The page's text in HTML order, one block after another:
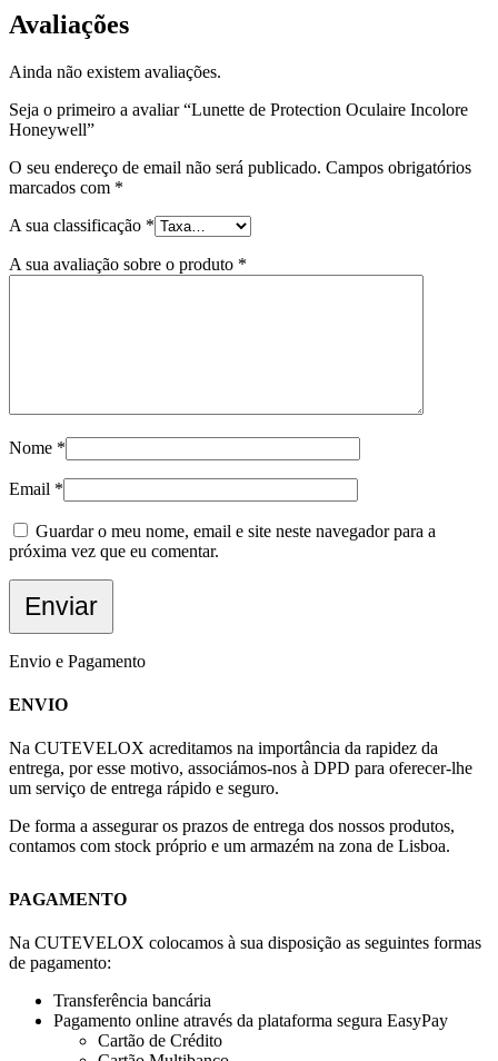
Avaliações
Ainda não existem avaliações.
Seja o primeiro a avaliar “Lunette de Protection Oculaire Incolore
Honeywell”
O seu endereço de email não será publicado. Campos obrigatórios
marcados com *
A sua classificação *
A sua avaliação sobre o produto *
Nome *
Email *
Guardar o meu nome, email e site neste navegador para a
próxima vez que eu comentar.
Envio e Pagamento
ENVIO
Na CUTEVELOX acreditamos na importância da rapidez da
entrega, por esse motivo, associámos-nos à DPD para oferecer-lhe
um serviço de entrega rápido e seguro.
De forma a assegurar os prazos de entrega dos nossos produtos,
contamos com stock próprio e um armazém na zona de Lisboa.
PAGAMENTO
Na CUTEVELOX colocamos à sua disposição as seguintes formas
de pagamento:
Transferência bancária
Pagamento online através da plataforma segura EasyPay
Cartão de Crédito